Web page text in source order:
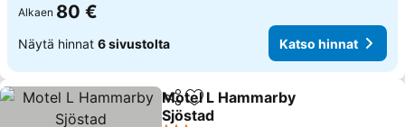
Alkaen 80 €
Näytä hinnat 6 sivustolta Katso hinnat
Jaa Lisää suosikkeihin
Motel L Hammarby
Sjöstad